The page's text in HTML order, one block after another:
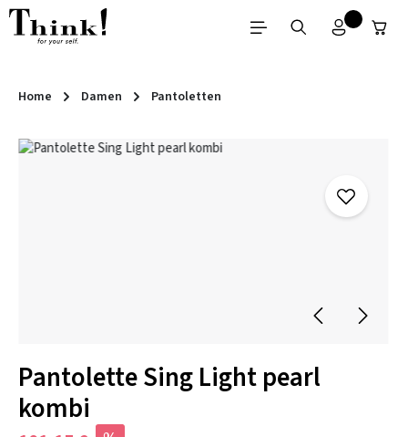
Zum Hauptinhalt springen
Home Damen Pantoletten
Bildergalerie überspringen
Pantolette Sing Light pearl
kombi